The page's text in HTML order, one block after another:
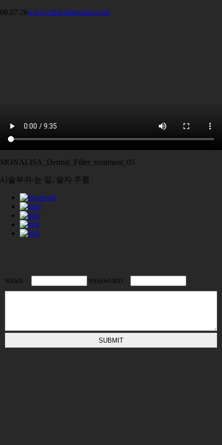
08.07.26www.clinicaldentium.com
MONALISA_Dermal_Filler_treatment_05
시술부위-눈 밑, 팔자 주름